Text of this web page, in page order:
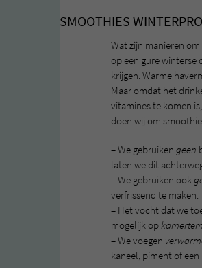
SMOOTHIES
Wat zijn manieren
op een gure winterse
krijgen. Warme
Maar omdat het
vitamines te komen
doen wij om
– We gebruiken geen
laten we dit
– We gebruiken ook
verfrissend te maken.
– Het vocht dat we
mogelijk op
– We voegen
kaneel, piment of